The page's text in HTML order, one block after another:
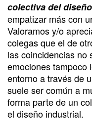
colectiva del diseño
empatizar más con
Valoramos y/o
colegas que el de
las coincidencias no
emociones tampoco
entorno a través de
suele ser común a
forma parte de un
el diseño industrial.